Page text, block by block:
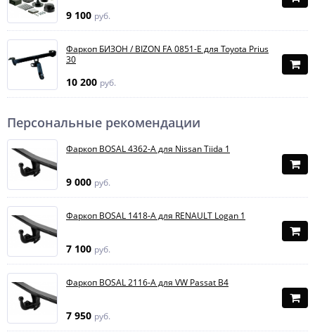
9 100 руб.
Фаркоп БИЗОН / BIZON FA 0851-E для Toyota Prius
30
10 200 руб.
Персональные рекомендации
Фаркоп BOSAL 4362-A для Nissan Tiida 1
9 000 руб.
Фаркоп BOSAL 1418-A для RENAULT Logan 1
7 100 руб.
Фаркоп BOSAL 2116-A для VW Passat B4
7 950 руб.